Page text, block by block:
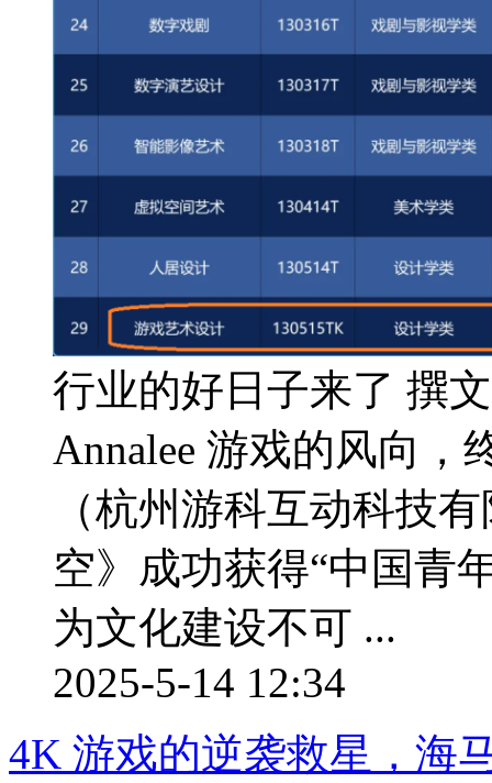
行业的好日子来了 撰
Annalee 游戏的风向，
（杭州游科互动科技
空》成功获得“中国青
为文化建设不可 ...
2025-5-14 12:34
4K 游戏的逆袭救星，海